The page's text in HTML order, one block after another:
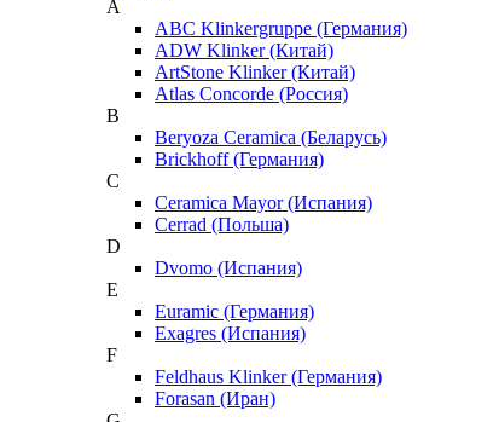
A
ABC Klinkergruppe (Германия)
ADW Klinker (Китай)
ArtStone Klinker (Китай)
Atlas Concorde (Россия)
B
Beryoza Ceramica (Беларусь)
Brickhoff (Германия)
C
Ceramica Mayor (Испания)
Cerrad (Польша)
D
Dvomo (Испания)
E
Euramic (Германия)
Exagres (Испания)
F
Feldhaus Klinker (Германия)
Forasan (Иран)